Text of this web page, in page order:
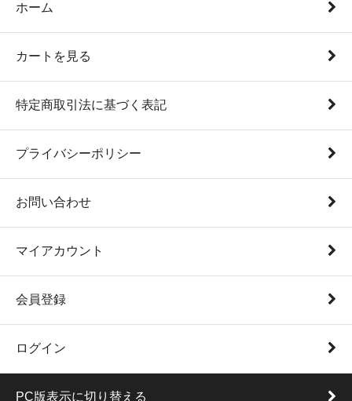
ホーム
カートを見る
特定商取引法に基づく表記
プライバシーポリシー
お問い合わせ
マイアカウント
会員登録
ログイン
PC版表示に切り替える